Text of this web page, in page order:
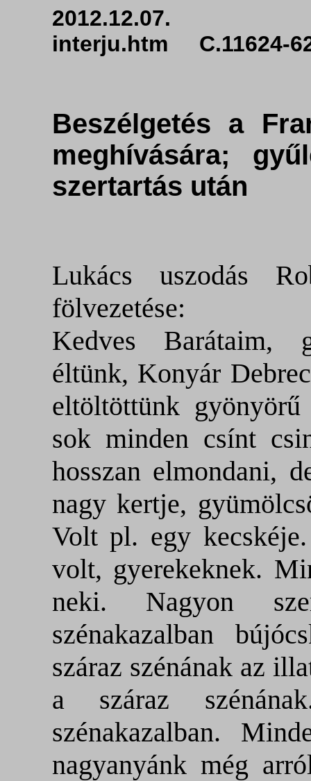
2012.12.07.
interju.htm C.11624-
Beszélgetés a
meghívására;
szertartás után
Lukács uszodás
fölvezetése:
Kedves Barátaim,
éltünk, Konyár
eltöltöttünk
sok minden csínt
hosszan elmondani,
nagy kertje,
Volt pl. egy
volt, gyerekeknek.
neki. Nagyon
szénakazalban
száraz szénának az
a száraz
szénakazalban.
nagyanyánk még